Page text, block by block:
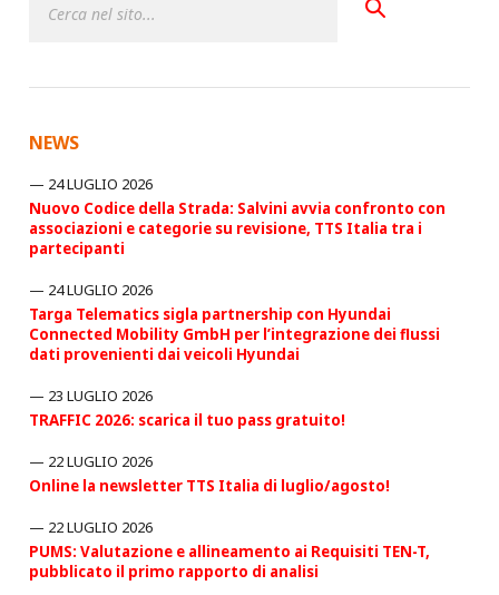
NEWS
24 LUGLIO 2026
Nuovo Codice della Strada: Salvini avvia confronto con
associazioni e categorie su revisione, TTS Italia tra i
partecipanti
24 LUGLIO 2026
Targa Telematics sigla partnership con Hyundai
Connected Mobility GmbH per l’integrazione dei flussi
dati provenienti dai veicoli Hyundai
23 LUGLIO 2026
TRAFFIC 2026: scarica il tuo pass gratuito!
22 LUGLIO 2026
Online la newsletter TTS Italia di luglio/agosto!
22 LUGLIO 2026
PUMS: Valutazione e allineamento ai Requisiti TEN-T,
pubblicato il primo rapporto di analisi